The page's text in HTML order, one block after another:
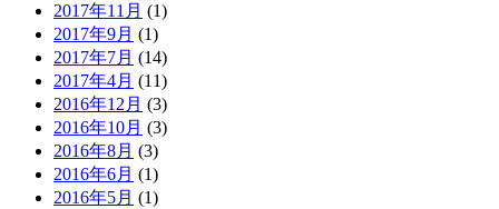
2017年11月 (1)
2017年9月 (1)
2017年7月 (14)
2017年4月 (11)
2016年12月 (3)
2016年10月 (3)
2016年8月 (3)
2016年6月 (1)
2016年5月 (1)